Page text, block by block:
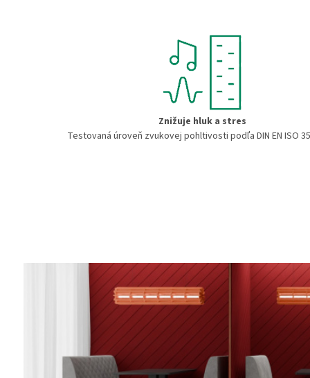
Znižuje hluk a stres
Testovaná úroveň zvukovej pohltivosti podľa DIN EN ISO